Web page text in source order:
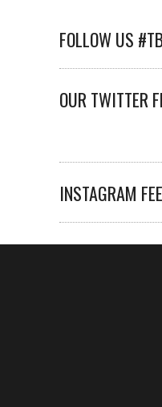
FOLLOW US
OUR TWITTER
INSTAGRAM